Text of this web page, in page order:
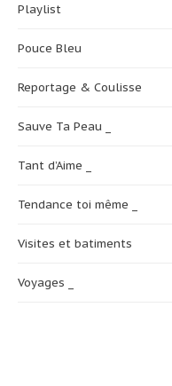
Playlist
Pouce Bleu
Reportage & Coulisse
Sauve Ta Peau _
Tant d’Aime _
Tendance toi même _
Visites et batiments
Voyages _